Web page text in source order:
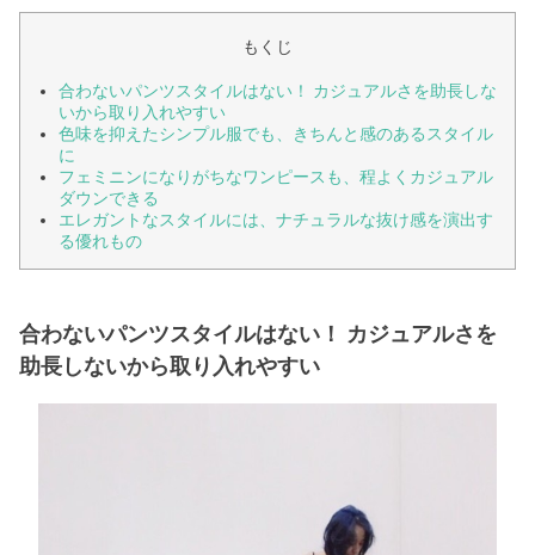
もくじ
合わないパンツスタイルはない！ カジュアルさを助長しな
いから取り入れやすい
色味を抑えたシンプル服でも、きちんと感のあるスタイル
に
フェミニンになりがちなワンピースも、程よくカジュアル
ダウンできる
エレガントなスタイルには、ナチュラルな抜け感を演出す
る優れもの
合わないパンツスタイルはない！ カジュアルさを
助長しないから取り入れやすい